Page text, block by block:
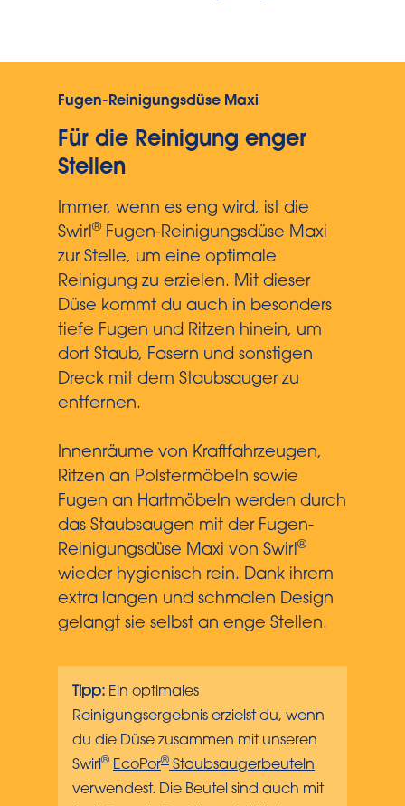
Fugen-Reinigungsdüse Maxi
Für die Reinigung enger
Stellen
Immer, wenn es eng wird, ist die
Swirl® Fugen-Reinigungsdüse Maxi
zur Stelle, um eine optimale
Reinigung zu erzielen. Mit dieser
Düse kommt du auch in besonders
tiefe Fugen und Ritzen hinein, um
dort Staub, Fasern und sonstigen
Dreck mit dem Staubsauger zu
entfernen.
Innenräume von Kraftfahrzeugen,
Ritzen an Polstermöbeln sowie
Fugen an Hartmöbeln werden durch
das Staubsaugen mit der Fugen-
Reinigungsdüse Maxi von Swirl®
wieder hygienisch rein. Dank ihrem
extra langen und schmalen Design
gelangt sie selbst an enge Stellen.
Tipp: Ein optimales
Reinigungsergebnis erzielst du, wenn
du die Düse zusammen mit unseren
Swirl ® EcoPor® Staubsaugerbeuteln
verwendest. Die Beutel sind auch mit